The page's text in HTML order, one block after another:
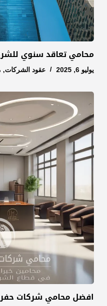
محامي تعاقد سنوي
يوليو 6, 2025 عقود الشركات,
افضل محامي شركات حفر